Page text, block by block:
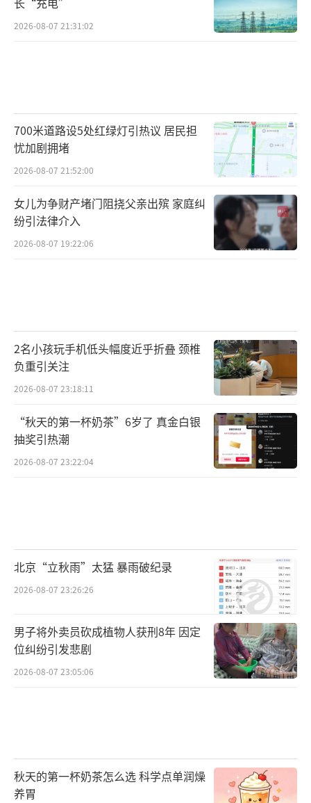
2026-08-07 21:31:02
700米道路设5处红绿灯引热议 居民担
忧加剧拥堵
2026-08-07 21:52:00
女儿为争财产堵门阻挠父亲出殡 家庭纠
纷引法律介入
2026-08-07 19:22:06
2名小孩玩手机低头幅度近乎折叠 颈椎
负重引关注
2026-08-07 23:18:11
“秋天的第一杯奶茶”6岁了 真金白银
抽奖引热潮
2026-08-07 23:22:04
北京“立秋雨”太猛 暴雨破纪录
2026-08-07 23:26:26
男子将外卖员砍成植物人获刑8年 因定
位纠纷引发悲剧
2026-08-07 23:05:06
秋天的第一杯奶茶怎么选 科学点单润燥
养胃